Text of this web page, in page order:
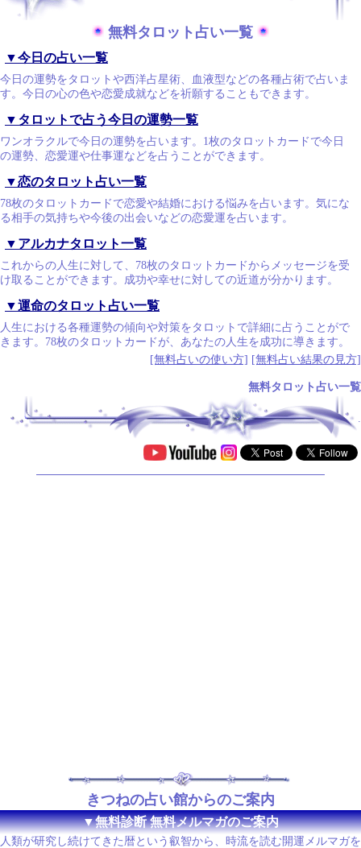
無料タロット占い一覧
▼今日の占い一覧
今日の運勢をタロットや西洋占星術、血液型などの各種占術で占いま
す。今日の心の色や恋愛成就などを祈願することもできます。
▼タロットで占う今日の運勢一覧
ワンオラクルで今日の運勢を占います。1枚のタロットカードで今日
の運勢、恋愛運や仕事運などを占うことができます。
▼恋のタロット占い一覧
78枚のタロットカードで恋愛や結婚における悩みを占います。気にな
る相手の気持ちや今後の出会いなどの恋愛運を占います。
▼アルカナタロット一覧
これからの人生に対して、78枚のタロットカードからメッセージを受
け取ることができます。成功や幸せに対しての近道が分かります。
▼運命のタロット占い一覧
人生における各種運勢の傾向や対策をタロットで詳細に占うことがで
きます。78枚のタロットカードが、あなたの人生を成功に導きます。
[無料占いの使い方] [無料占い結果の見方]
無料タロット占い一覧
きつねの占い館からのご案内
▼無料診断 無料メルマガのご案内
人類が研究し続けてきた暦という叡智から、時流を読む開運メルマガを